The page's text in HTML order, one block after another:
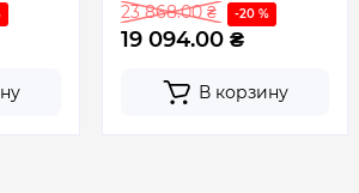
23 868.00 ₴ -20 %
19 094.00 ₴
В корзину